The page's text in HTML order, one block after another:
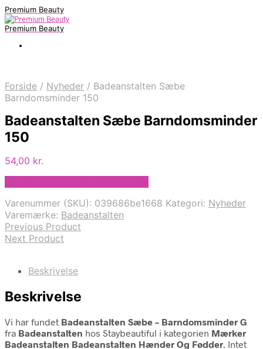
Premium Beauty
Premium Beauty
Forside / Nyheder / Badeanstalten Sæbe
Barndomsminder 150
Badeanstalten Sæbe Barndomsminder
150
54,00 kr.
Varenummer (SKU): 039686be1668 Kategori: Nyheder
Varemærke: Badeanstalten
Previous Product
Next Product
Beskrivelse
Beskrivelse
Vi har fundet Badeanstalten Sæbe – Barndomsminder G
fra Badeanstalten hos Staybeautiful i kategorien Mærker
Badeanstalten Badeanstalten Hænder Og Fødder. Intet